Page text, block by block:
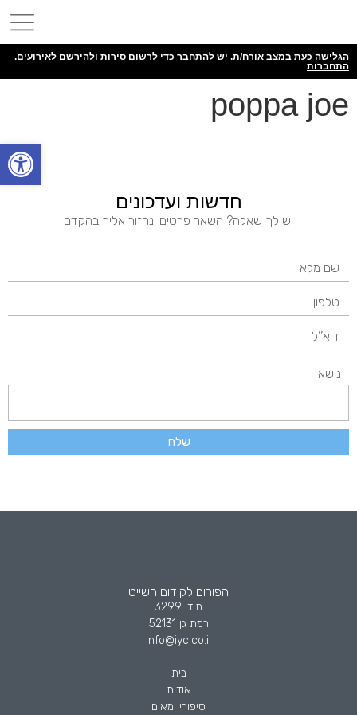
הגלישה כעת במצב אורח/ת. יש להתחבר כדי לרשום סירות ולהירשם לאירועים.
התחברות
poppa joe
חדשות ועדכונים
יש לך שאלה? השאר פרטים ונחזור אליך בהקדם
נושא
שלח
הפורום לקידום השייט
ת.ד. 3299
רמת גן 52131
info@iyc.co.il
בית
אודות
סיפורי ימאים